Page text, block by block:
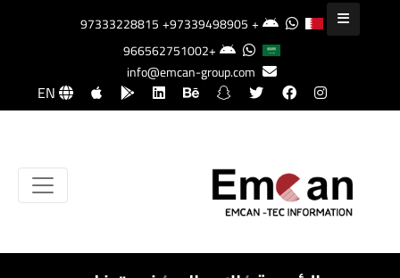
+97333228815
+97339498905
+966562751002
info@emcan-group.com
EN